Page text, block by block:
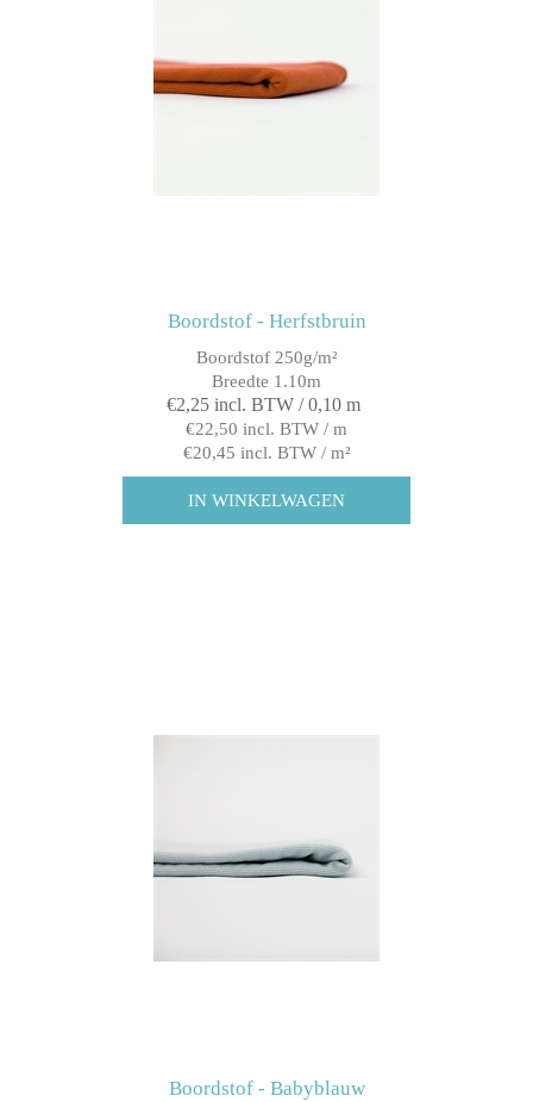
Boordstof - Herfstbruin
Boordstof 250g/m²
Breedte 1.10m
€2,25 incl. BTW / 0,10 m
€22,50 incl. BTW / m
€20,45 incl. BTW / m²
Boordstof - Babyblauw